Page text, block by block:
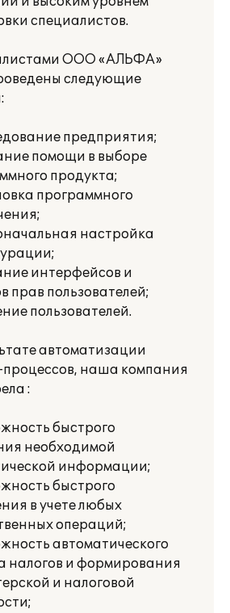
специалистов.
ООО «АЛЬФА»
следующие
предприятия;
помощи в выборе
продукта;
программного
настройка
интерфейсов и
прав пользователей;
пользователей.
автоматизации
процессов, наша компания
:
быстрого
необходимой
информации;
быстрого
в учете любых
операций;
автоматического
налогов и формирования
и налоговой